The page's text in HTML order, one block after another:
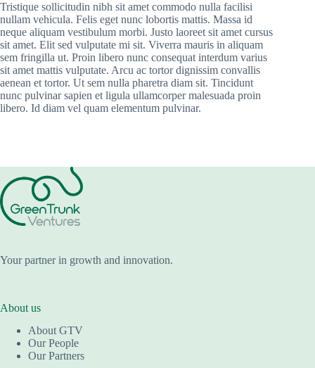
Tristique sollicitudin nibh sit amet commodo nulla facilisi
nullam vehicula. Felis eget nunc lobortis mattis. Massa id
neque aliquam vestibulum morbi. Justo laoreet sit amet cursus
sit amet. Elit sed vulputate mi sit. Viverra mauris in aliquam
sem fringilla ut. Proin libero nunc consequat interdum varius
sit amet mattis vulputate. Arcu ac tortor dignissim convallis
aenean et tortor. Ut sem nulla pharetra diam sit. Tincidunt
nunc pulvinar sapien et ligula ullamcorper malesuada proin
libero. Id diam vel quam elementum pulvinar.
Your partner in growth and innovation.
About us
About GTV
Our People
Our Partners